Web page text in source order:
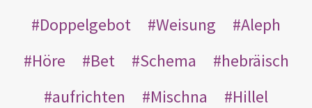
Doppelgebot
Weisung
Aleph
Höre
Bet Schema
hebräisch
aufrichten
Mischna
Hillel